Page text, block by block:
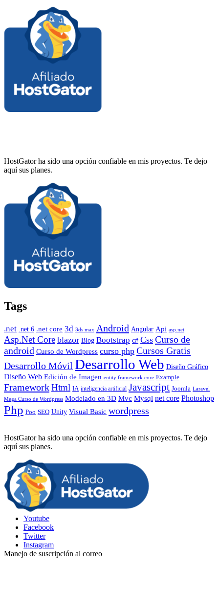
HostGator ha sido una opción confiable en mis proyectos. Te dejo
aquí sus planes.
Tags
.net .net 6 .net core 3d 3ds max Android Angular Api asp.net
Asp.Net Core blazor Blog Bootstrap c# Css Curso de
android Curso de Wordpress curso php Cursos Gratis
Desarrollo Móvil Desarrollo Web Diseño Gráfico
Diseño Web Edición de Imagen entity framework core Example
FrameworkHtml IA inteligencia artificial Javascript Joomla Laravel
Mega Curso de Wordpress Modelado en 3D Mvc Mysql net core Photoshop
Php Poo SEO Unity Visual Basic wordpress
HostGator ha sido una opción confiable en mis proyectos. Te dejo
aquí sus planes.
Youtube
Facebook
Twitter
Instagram
Manejo de suscripción al correo